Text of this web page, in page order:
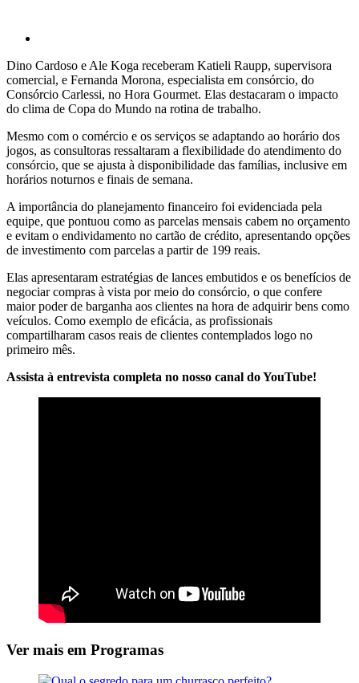
Dino Cardoso e Ale Koga receberam Katieli Raupp, supervisora
comercial, e Fernanda Morona, especialista em consórcio, do
Consórcio Carlessi, no Hora Gourmet. Elas destacaram o impacto
do clima de Copa do Mundo na rotina de trabalho.
Mesmo com o comércio e os serviços se adaptando ao horário dos
jogos, as consultoras ressaltaram a flexibilidade do atendimento do
consórcio, que se ajusta à disponibilidade das famílias, inclusive em
horários noturnos e finais de semana.
A importância do planejamento financeiro foi evidenciada pela
equipe, que pontuou como as parcelas mensais cabem no orçamento
e evitam o endividamento no cartão de crédito, apresentando opções
de investimento com parcelas a partir de 199 reais.
Elas apresentaram estratégias de lances embutidos e os benefícios de
negociar compras à vista por meio do consórcio, o que confere
maior poder de barganha aos clientes na hora de adquirir bens como
veículos. Como exemplo de eficácia, as profissionais
compartilharam casos reais de clientes contemplados logo no
primeiro mês.
Assista à entrevista completa no nosso canal do YouTube!
Ver mais em Programas